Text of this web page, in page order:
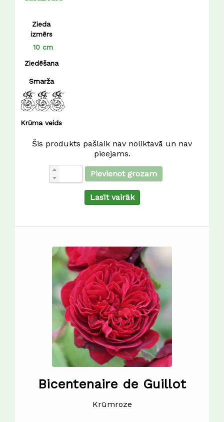
Zieda
izmērs
10 cm
Ziedēšana
Smarža
Krūma veids
Šis produkts pašlaik nav noliktavā un nav
pieejams.
Pievienot grozam
Lasīt vairāk
Bicentenaire de Guillot
Krūmroze